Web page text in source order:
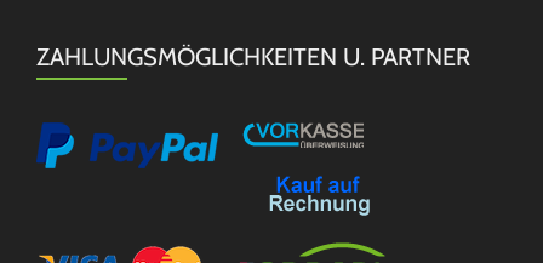
ZAHLUNGSMÖGLICHKEITEN U. PARTNER